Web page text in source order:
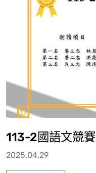
113-2國語文競賽
2025.04.29